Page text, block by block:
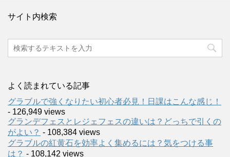
サイト内検索
よく読まれている記事
グラブルで強くなりたい初心者必見！日課はこんな感じ！
- 126,949 views
グランデフェスとレジェフェスの違いは？どっちで引くの
がよい？ - 108,384 views
グラブルの紅黄石を効率よく集めるには？気をつける事
は？ - 108,142 views